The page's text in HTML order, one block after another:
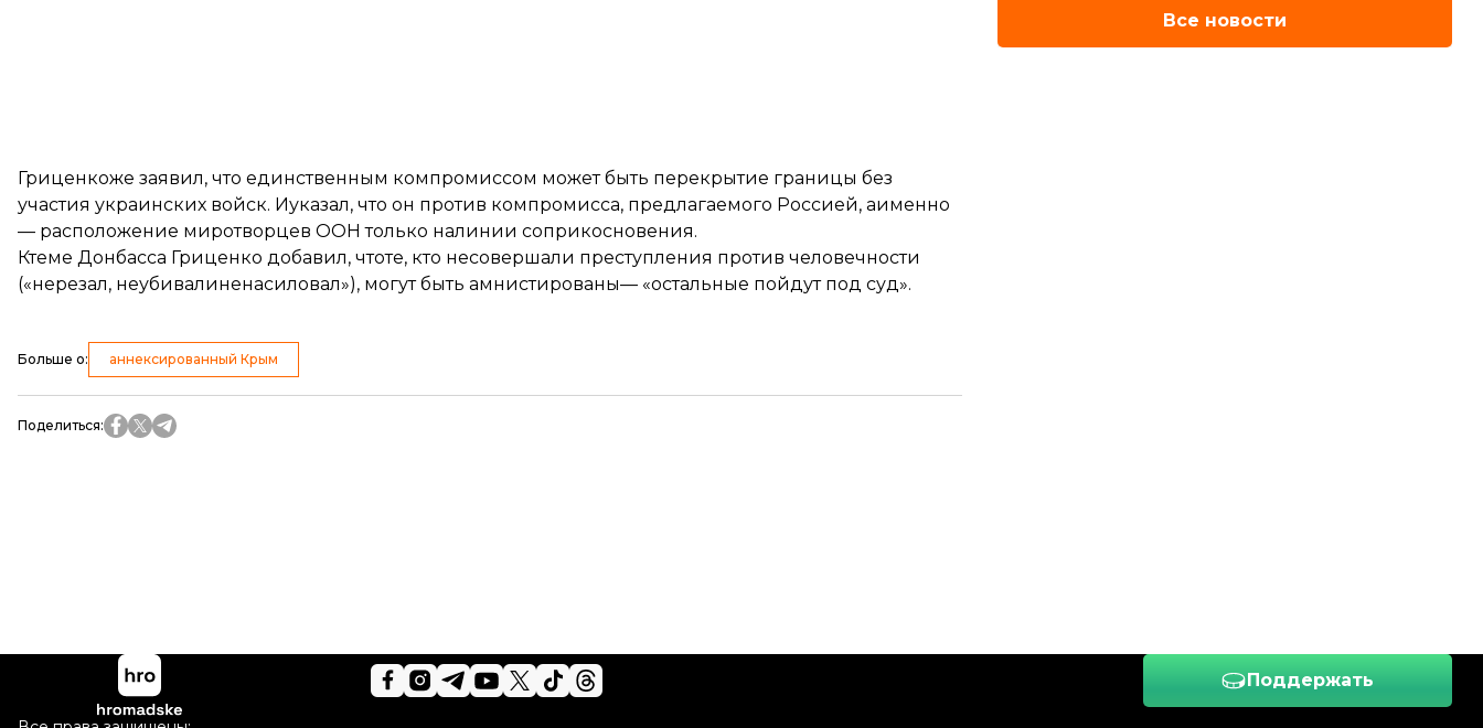
Гриценкоже заявил, что единственным компромиссом может быть перекрытие границы без
участия украинских войск. Иуказал, что он против компромисса, предлагаемого Россией, аименно
— расположение миротворцев ООН только налинии соприкосновения.
Ктеме Донбасса Гриценко добавил, чтоте, кто несовершали преступления против человечности
(«нерезал, неубивалиненасиловал»), могут быть амнистированы— «остальные пойдут под суд».
Больше о: аннексированный Крым
Поделиться:
Все новости
Поддержать